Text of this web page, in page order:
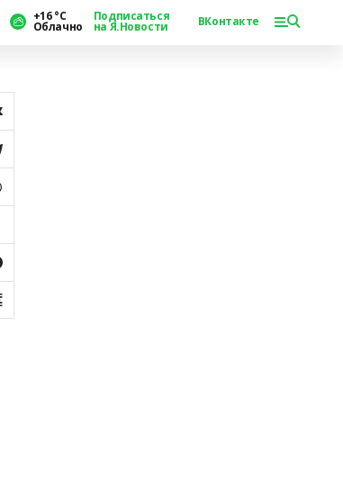
+16 °С
Облачно
Подписаться
на Я.Новости ВКонтакте